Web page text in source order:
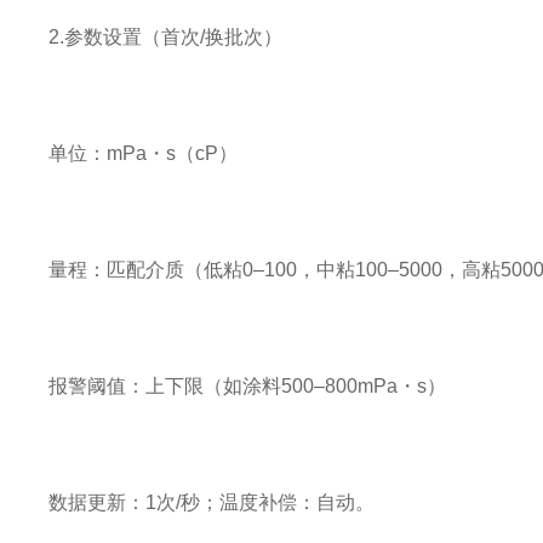
2.参数设置（首次/换批次）
单位：mPa・s（cP）
量程：匹配介质（低粘0–100，中粘100–5000，高粘
报警阈值：上下限（如涂料500–800mPa・s）
数据更新：1次/秒；温度补偿：自动。